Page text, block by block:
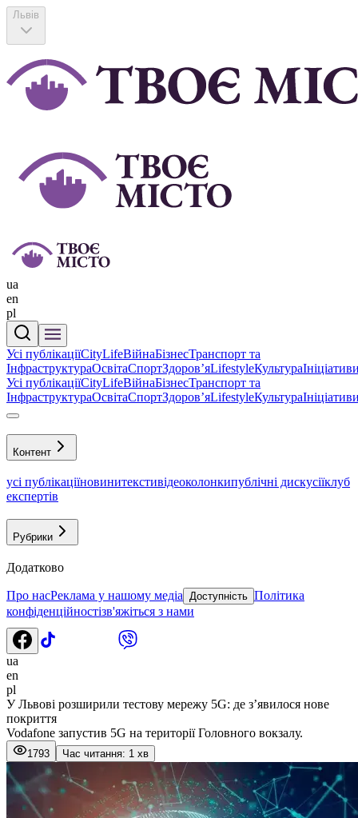
Львів
ua
en
pl
Усі публікаціїCityLifeВійнаБізнесТранспорт та
ІнфраструктураОсвітаСпортЗдоровʼяLifestyleКультура
Усі публікаціїCityLifeВійнаБізнесТранспорт та
ІнфраструктураОсвітаСпортЗдоровʼяLifestyleКультура
Контент
усі публікаціїновинитекстивідеоколонкипублічні дискусіїклуб
експертів
Рубрики
Додатково
Про насРеклама у нашому медіа Доступність Політика
конфіденційностізв'яжіться з нами
ua
en
pl
У Львові розширили тестову мережу 5G: де з’явилося нове
покриття
Vodafone запустив 5G на території Головного вокзалу.
1793 Час читання: 1 хв